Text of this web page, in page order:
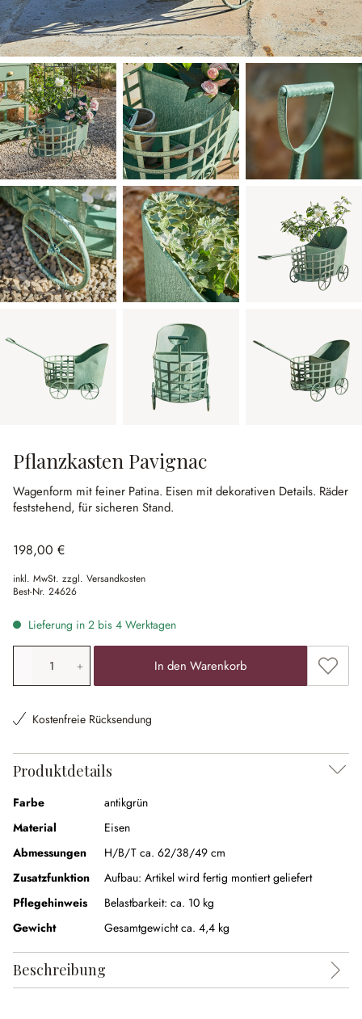
Pflanzkasten Pavignac
Wagenform mit feiner Patina. Eisen mit dekorativen Details. Räder
feststehend, für sicheren Stand.
198,00 €
inkl. MwSt. zzgl. Versandkosten
Best-Nr. 24626
Lieferung in 2 bis 4 Werktagen
Produkt Anzahl: Gib den gewünschten Wert ein oder
In den Warenkorb Zum
Kostenfreie Rücksendung
Produktdetails
Farbe
antikgrün
Material
Eisen
Abmessungen
H/B/T ca. 62/38/49 cm
Zusatzfunktion
Aufbau: Artikel wird fertig montiert geliefert
Pflegehinweis
Belastbarkeit: ca. 10 kg
Gewicht
Gesamtgewicht ca. 4,4 kg
Beschreibung